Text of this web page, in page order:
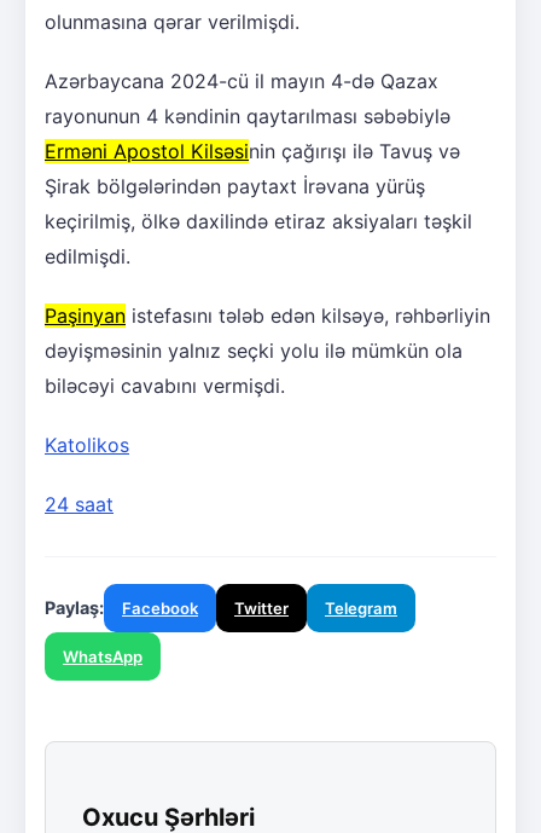
olunmasına qərar verilmişdi.
Azərbaycana 2024-cü il mayın 4-də Qazax
rayonunun 4 kəndinin qaytarılması səbəbiylə
Erməni Apostol Kilsəsinin çağırışı ilə Tavuş və
Şirak bölgələrindən paytaxt İrəvana yürüş
keçirilmiş, ölkə daxilində etiraz aksiyaları təşkil
edilmişdi.
Paşinyan istefasını tələb edən kilsəyə, rəhbərliyin
dəyişməsinin yalnız seçki yolu ilə mümkün ola
biləcəyi cavabını vermişdi.
Katolikos
24 saat
Paylaş: Facebook Twitter Telegram
WhatsApp
Oxucu Şərhləri